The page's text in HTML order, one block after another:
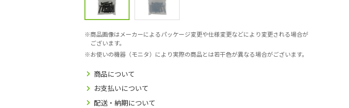
商品画像はメーカーによるパッケージ変更や仕様変更などにより変更される場合が
ございます。
お使いの機器（モニタ）により実際の商品とは若干色が異なる場合がございます。
商品について
お支払いについて
配送・納期について